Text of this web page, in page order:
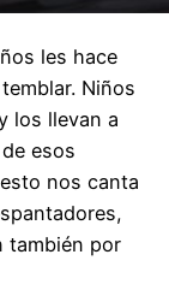
les hace
Niños
los llevan a
esos
nos canta
también por